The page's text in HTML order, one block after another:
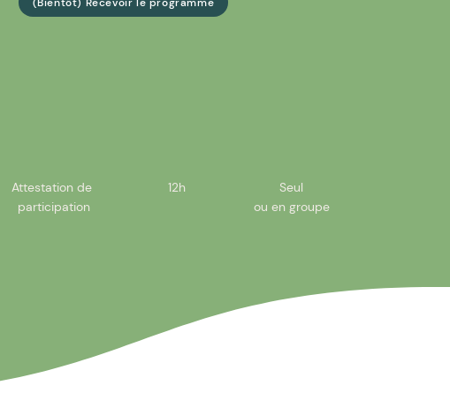
Attestation de
participation
12h
Seul
ou en groupe